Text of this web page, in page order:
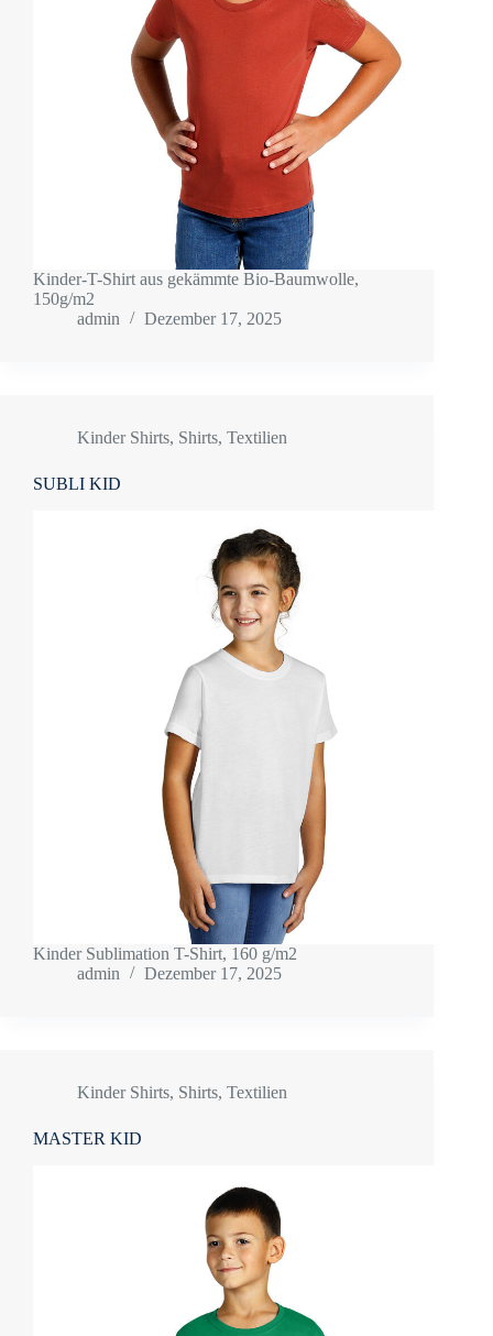
Kinder-T-Shirt aus gekämmte Bio-Baumwolle,
150g/m2
admin
Dezember 17, 2025
Kinder Shirts, Shirts, Textilien
SUBLI KID
Kinder Sublimation T-Shirt, 160 g/m2
admin
Dezember 17, 2025
Kinder Shirts, Shirts, Textilien
MASTER KID